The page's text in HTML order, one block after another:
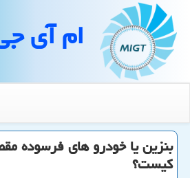
ام آی
بنزین یا خودرو های فرسوده
كیست؟